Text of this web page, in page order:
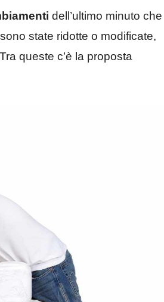
dell’ultimo minuto che
state ridotte o modificate,
queste c’è la proposta